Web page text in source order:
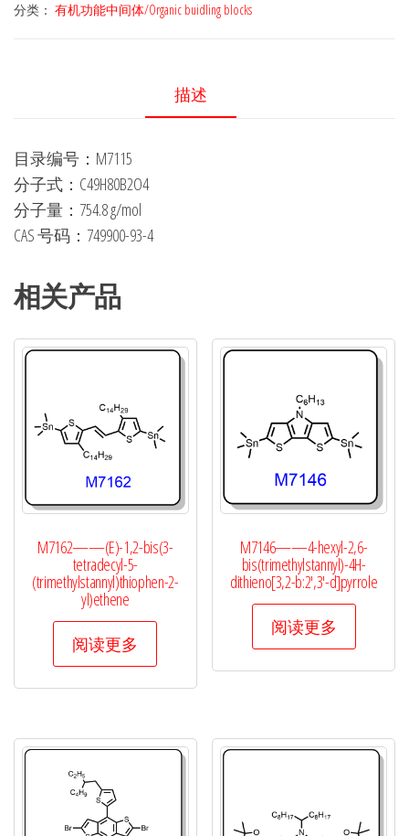
分类： 有机功能中间体/Organic buidling blocks
描述
目录编号：M7115
分子式：C49H80B2O4
分子量：754.8 g/mol
CAS 号码：749900-93-4
相关产品
M7162——(E)-1,2-bis(3-
tetradecyl-5-
(trimethylstannyl)thiophen-2-
yl)ethene
阅读更多
M7146——4-hexyl-2,6-
bis(trimethylstannyl)-4H-
dithieno[3,2-b:2′,3′-d]pyrrole
阅读更多